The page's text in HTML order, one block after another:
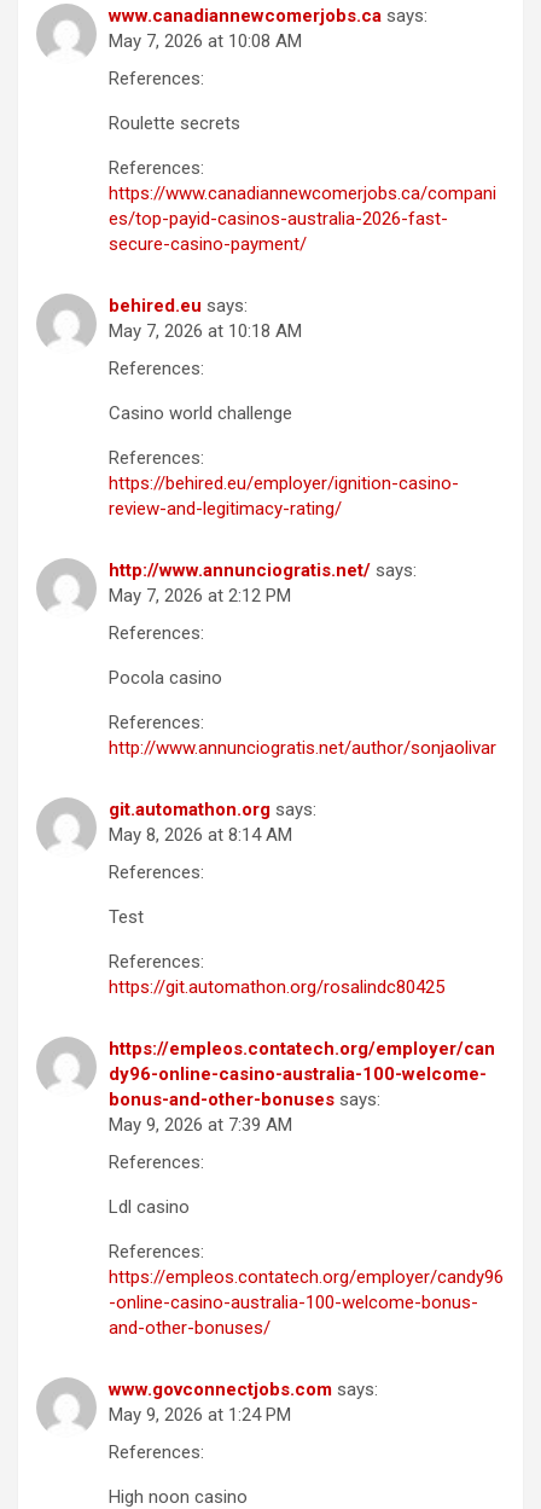
www.canadiannewcomerjobs.ca says:
May 7, 2026 at 10:08 AM
References:
Roulette secrets
References:
https://www.canadiannewcomerjobs.ca/compani
es/top-payid-casinos-australia-2026-fast-
secure-casino-payment/
behired.eu says:
May 7, 2026 at 10:18 AM
References:
Casino world challenge
References:
https://behired.eu/employer/ignition-casino-
review-and-legitimacy-rating/
http://www.annunciogratis.net/ says:
May 7, 2026 at 2:12 PM
References:
Pocola casino
References:
http://www.annunciogratis.net/author/sonjaolivar
git.automathon.org says:
May 8, 2026 at 8:14 AM
References:
Test
References:
https://git.automathon.org/rosalindc80425
https://empleos.contatech.org/employer/can
dy96-online-casino-australia-100-welcome-
bonus-and-other-bonuses says:
May 9, 2026 at 7:39 AM
References:
Ldl casino
References:
https://empleos.contatech.org/employer/candy96
-online-casino-australia-100-welcome-bonus-
and-other-bonuses/
www.govconnectjobs.com says:
May 9, 2026 at 1:24 PM
References:
High noon casino